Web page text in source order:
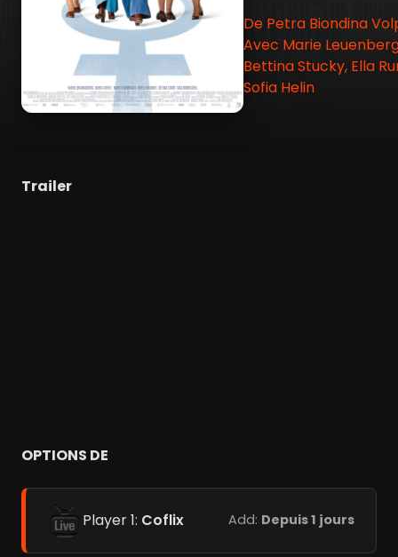
De Petra Biondina
Avec Marie
Bettina Stucky, Ella
Sofia Helin
Trailer
OPTIONS DE
Player 1: Coflix Add: Depuis 1 jours